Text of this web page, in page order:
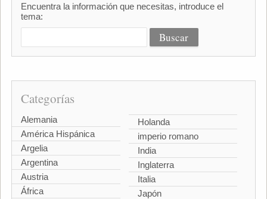
Encuentra la información que necesitas, introduce el
tema:
Categorías
Alemania
América Hispánica
Argelia
Argentina
Austria
África
Holanda
imperio romano
India
Inglaterra
Italia
Japón